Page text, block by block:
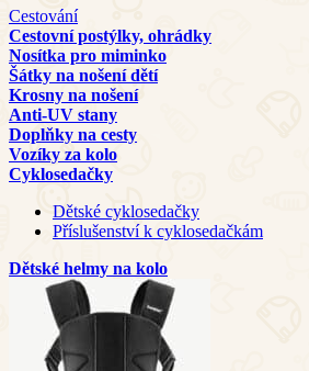
Cestování
Cestovní postýlky, ohrádky
Nosítka pro miminko
Šátky na nošení dětí
Krosny na nošení
Anti-UV stany
Doplňky na cesty
Vozíky za kolo
Cyklosedačky
Dětské cyklosedačky
Příslušenství k cyklosedačkám
Dětské helmy na kolo